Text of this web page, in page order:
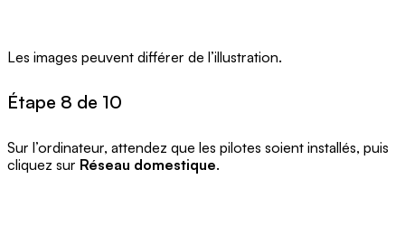
Les images peuvent différer de l’illustration.
Étape 8 de 10
Sur l’ordinateur, attendez que les pilotes soient installés, puis
cliquez sur Réseau domestique.